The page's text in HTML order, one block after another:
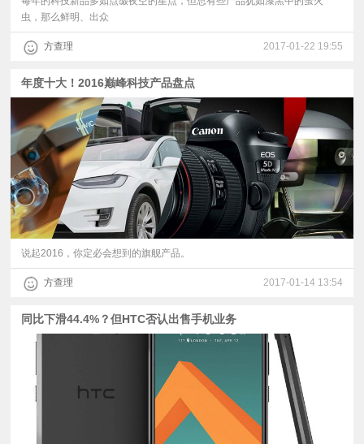
虫，那么鲜明、出众
方查理 2017-01-22 19:55
年度十大！2016巅峰科技产品盘点
说起2016，你定必会想到的旗舰产品。
方查理 2017-01-14 13:54
同比下滑44.4%？但HTC否认出售手机业务